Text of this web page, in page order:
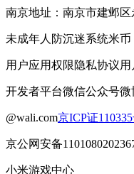
南京地址：南京市建邺
未成年人防沉迷系统米币
用户应用权限隐私协议
开发者平台微信公众号微
@wali.com京ICP证
京公网安备
小米游戏中心